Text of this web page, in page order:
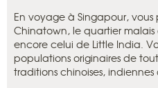
En voyage à Singapour, vous
Chinatown, le quartier
encore celui de Little India.
populations originaires de
traditions chinoises, indiennes